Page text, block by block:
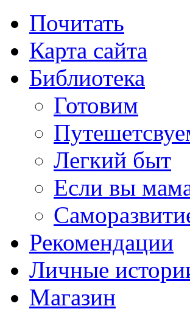
Почитать
Карта сайта
Библиотека
Готовим
Легкий быт
Если вы
Рекомендации
Личные
Магазин